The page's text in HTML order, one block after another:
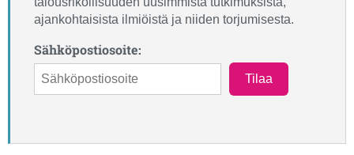
Kehitys näkyy muun muassa
järjestäytyneen rikollisuuden
työperäisen hyväksikäytön
muotojen monipuolistumisena
sekä uusien teknologioiden,
toiminnassa.
ajankohtaisista ilmiöistä ja niiden torjumisesta.
Sähköpostiosoite:
Tilaa